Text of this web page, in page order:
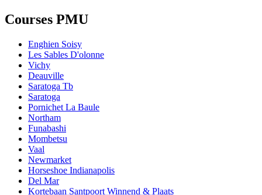
Courses PMU
Enghien Soisy
Les Sables D'olonne
Vichy
Deauville
Saratoga Tb
Saratoga
Pornichet La Baule
Northam
Funabashi
Mombetsu
Vaal
Newmarket
Horseshoe Indianapolis
Del Mar
Kortebaan Santpoort Winnend & Plaats